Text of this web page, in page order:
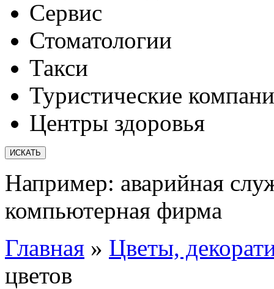
Сервис
Стоматологии
Такси
Туристические
Центры здоровья
Например: аварийная
компьютерная фирма
Главная » Цветы,
цветов